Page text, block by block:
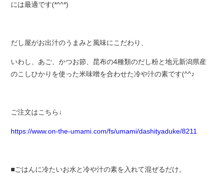
には最適です(*^^*)
だし屋がお出汁のうまみと風味にこだわり、
いわし、あご、かつお節、昆布の4種類のだし粉と地元新潟県産
のこしひかりを使った米味噌を合わせた冷や汁の素です(^^♪
ご注文はこちら↓
https://www.on-the-umami.com/fs/umami/dashityaduke/8211
■ごはんに冷たいお水と冷や汁の素を入れて混ぜるだけ。